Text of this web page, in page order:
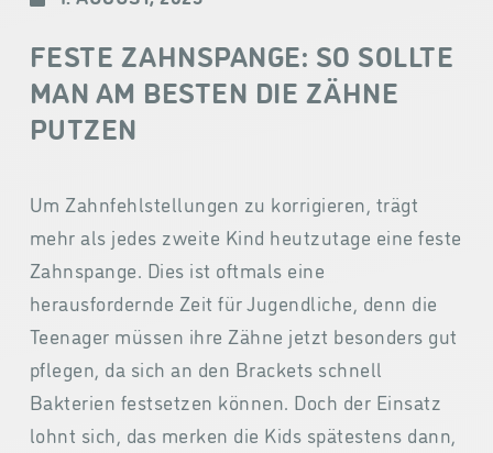
FESTE ZAHNSPANGE: SO SOLLTE
MAN AM BESTEN DIE ZÄHNE
PUTZEN
Um Zahnfehlstellungen zu korrigieren, trägt
mehr als jedes zweite Kind heutzutage eine feste
Zahnspange. Dies ist oftmals eine
herausfordernde Zeit für Jugendliche, denn die
Teenager müssen ihre Zähne jetzt besonders gut
pflegen, da sich an den Brackets schnell
Bakterien festsetzen können. Doch der Einsatz
lohnt sich, das merken die Kids spätestens dann,